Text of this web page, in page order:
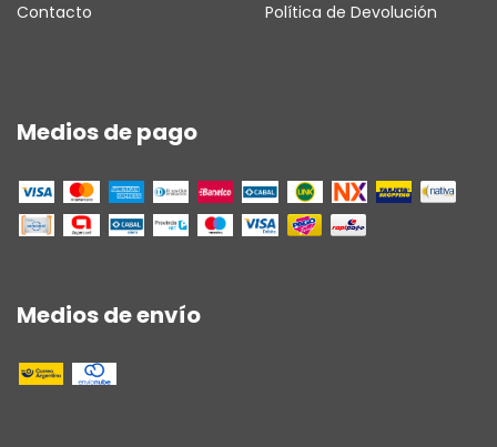
Contacto Política de Devolución
Medios de pago
Medios de envío